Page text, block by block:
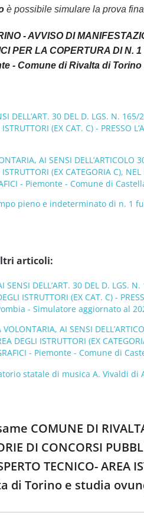
è possibile simulare la prova
- AVVISO DI
PER LA COPERTURA DI N.
- Comune di Rivalta di Torino
DELL’ART. 30 DEL D. LGS. N.
(EX CAT. C) - PRESSO
AI SENSI
(EX CATEGORIA C),
- Piemonte - Comune di
pieno e indeterminato di n. 1
articoli:
SENSI DELL’ART. 30 DEL D. LGS.
ISTRUTTORI (EX CAT. C) -
- Simulatore aggiornato al
AI SENSI
DEGLI ISTRUTTORI (EX
- Piemonte - Comune di
statale di musica A. Vivaldi
COMUNE DI
DI CONCORSI
TECNICO- AREA
di Torino e studia